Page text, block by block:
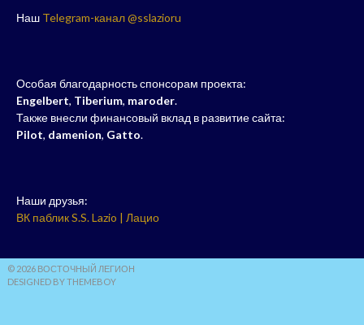
Наш Telegram-канал @sslazioru
Особая благодарность спонсорам проекта:
Engelbert, Tiberium, maroder.
Также внесли финансовый вклад в развитие сайта:
Pilot, damenion, Gatto.
Наши друзья:
ВК паблик S.S. Lazio | Лацио
© 2026 ВОСТОЧНЫЙ ЛЕГИОН
DESIGNED BY THEMEBOY